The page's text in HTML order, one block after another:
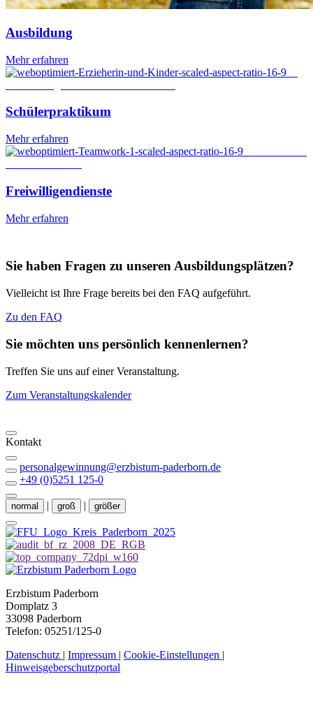
Ausbildung
Mehr erfahren
Schülerpraktikum
Mehr erfahren
Freiwilligendienste
Mehr erfahren
Sie haben Fragen zu unseren Ausbildungsplätzen?
Vielleicht ist Ihre Frage bereits bei den FAQ aufgeführt.
Zu den FAQ
Sie möchten uns persönlich kennenlernen?
Treffen Sie uns auf einer Veranstaltung.
Zum Veranstaltungskalender
Kontakt
personalgewinnung@erzbistum-paderborn.de
+49 (0)5251 125-0
normal | groß | größer
Erzbistum Paderborn
Domplatz 3
33098 Paderborn
Telefon: 05251/125-0
Datenschutz | Impressum | Cookie-Einstellungen |
Hinweisgeberschutzportal